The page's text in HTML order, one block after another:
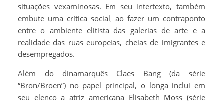
situações vexaminosas. Em seu intertexto, também
embute uma crítica social, ao fazer um contraponto
entre o ambiente elitista das galerias de arte e a
realidade das ruas europeias, cheias de imigrantes e
desempregados.
Além do dinamarquês Claes Bang (da série
“Bron/Broen”) no papel principal, o longa inclui em
seu elenco a atriz americana Elisabeth Moss (série